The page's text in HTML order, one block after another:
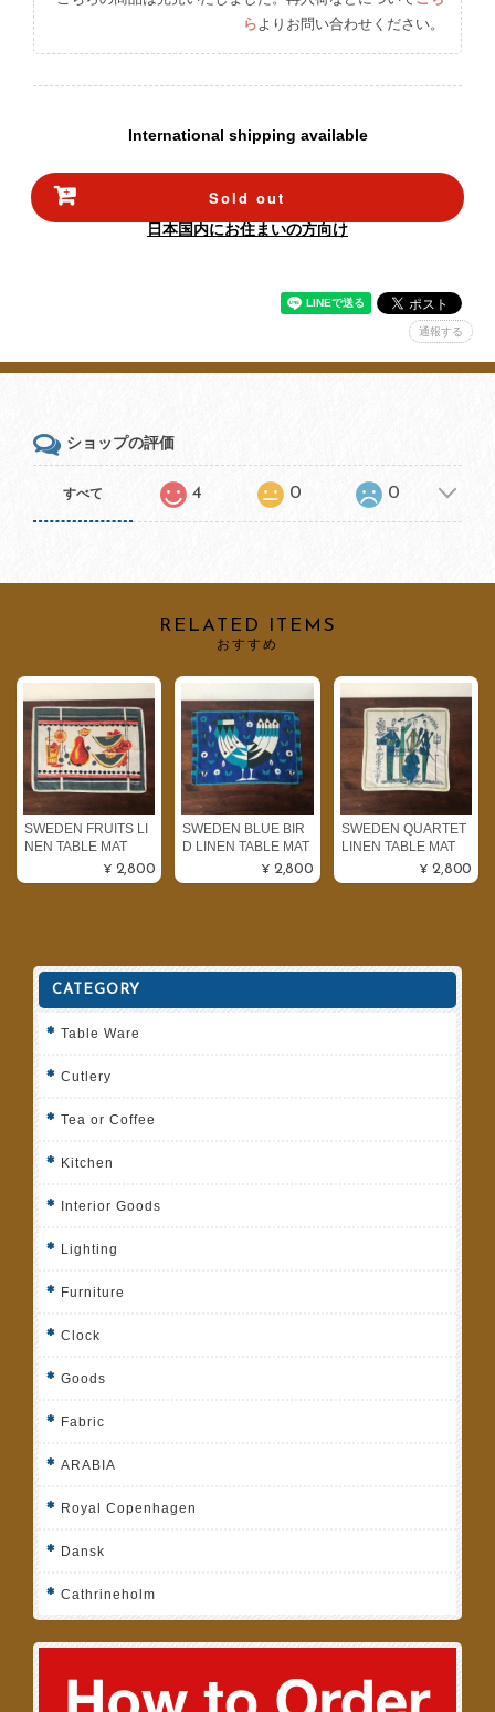
らよりお問い合わせください。
International shipping available
Sold out
日本国内にお住まいの方向け
通報する
ショップの評価
すべて 4 0 0
RELATED ITEMS
おすすめ
SWEDEN FRUITS LI
NEN TABLE MAT
¥2,800
SWEDEN BLUE BIR
D LINEN TABLE MAT
¥2,800
SWEDEN QUARTET
LINEN TABLE MAT
¥2,800
CATEGORY
Table Ware
Cutlery
Tea or Coffee
Kitchen
Interior Goods
Lighting
Furniture
Clock
Goods
Fabric
ARABIA
Royal Copenhagen
Dansk
Cathrineholm